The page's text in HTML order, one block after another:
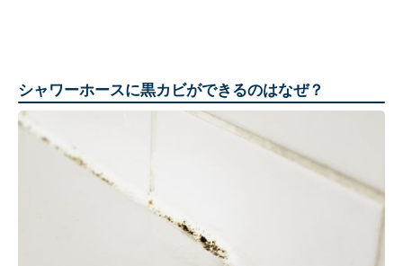
シャワーホースに黒カビができるのはなぜ？